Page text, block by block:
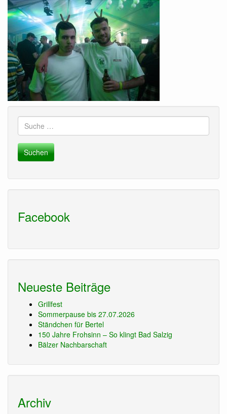
Suche
nach:
Facebook
Neueste Beiträge
Grillfest
Sommerpause bis 27.07.2026
Ständchen für Bertel
150 Jahre Frohsinn – So klingt Bad Salzig
Bälzer Nachbarschaft
Archiv